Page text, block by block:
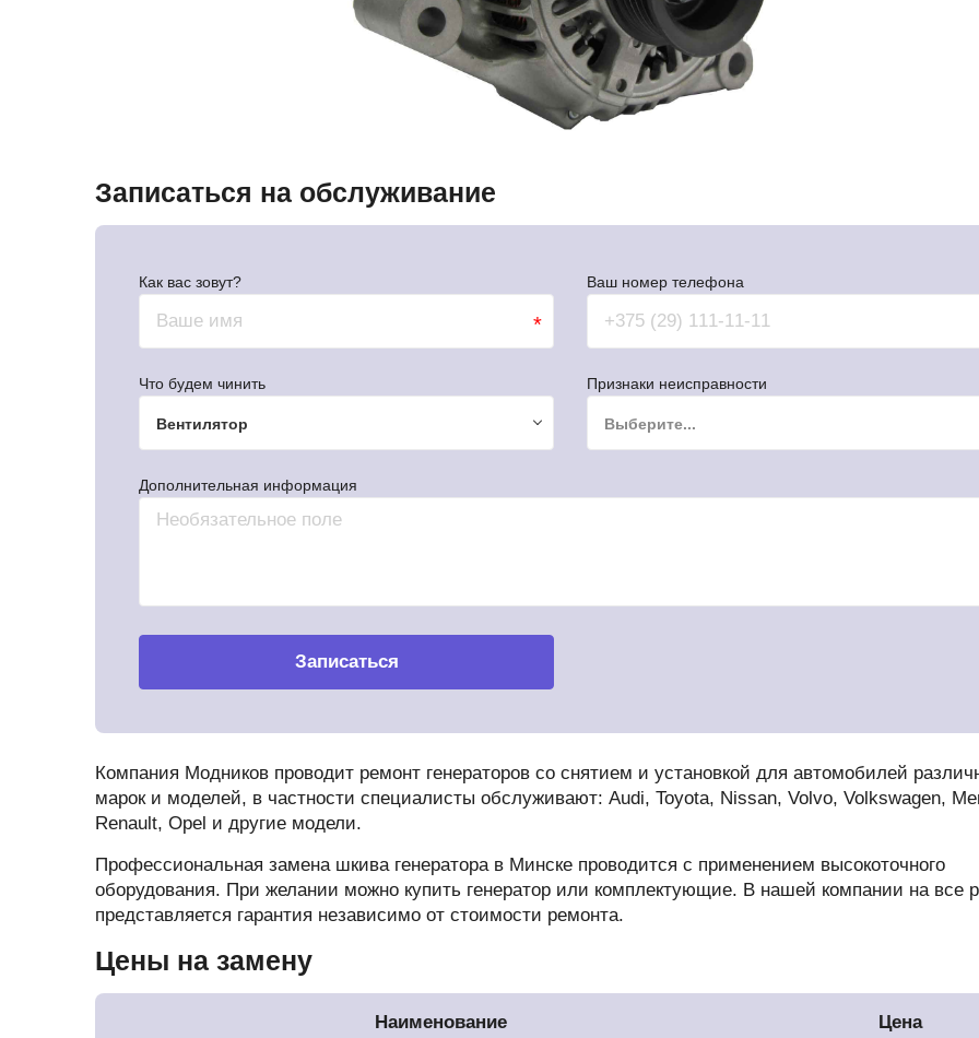
Записаться на обслуживание
Как вас зовут?
*
Ваш номер телефона
Что будем чинить
Вентилятор
Признаки неисправности
Выберите...
Дополнительная информация
Записаться
Компания Модников проводит ремонт генераторов со снятием и установкой для автомобилей
марок и моделей, в частности специалисты обслуживают: Audi, Toyota, Nissan, Volvo, Volkswagen,
Renault, Opel и другие модели.
Профессиональная замена шкива генератора в Минске проводится с применением высокоточного
оборудования. При желании можно купить генератор или комплектующие. В нашей компании на все
представляется гарантия независимо от стоимости ремонта.
Цены на замену
Наименование Цена